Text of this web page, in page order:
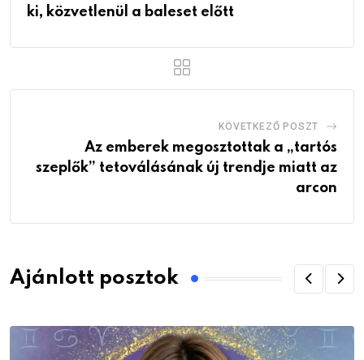
ki, közvetlenül a baleset előtt
KÖVETKEZŐ POSZT
Az emberek megosztottak a „tartós
szeplők” tetoválásának új trendje miatt az
arcon
Ajánlott posztok